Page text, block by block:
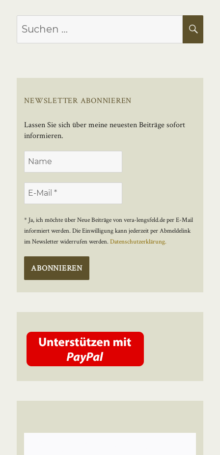
Suchen
nach:
NEWSLETTER ABONNIEREN
Lassen Sie sich über meine neuesten Beiträge sofort
informieren.
* Ja, ich möchte über Neue Beiträge von vera-lengsfeld.de per E-Mail
informiert werden. Die Einwilligung kann jederzeit per Abmeldelink
im Newsletter widerrufen werden.Datenschutzerklärung.